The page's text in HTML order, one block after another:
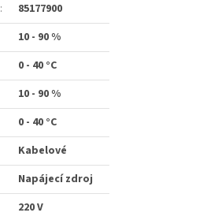
:
85177900
10 - 90 %
0 - 40 °C
10 - 90 %
0 - 40 °C
Kabelové
Napájecí zdroj
220 V